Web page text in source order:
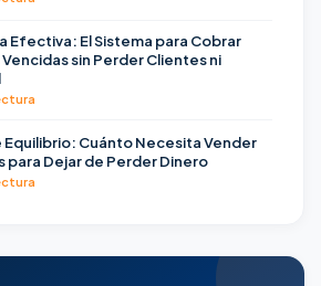
Efectiva: El Sistema para Cobrar
sin Perder Clientes ni
Equilibrio: Cuánto Necesita Vender
para Dejar de Perder Dinero